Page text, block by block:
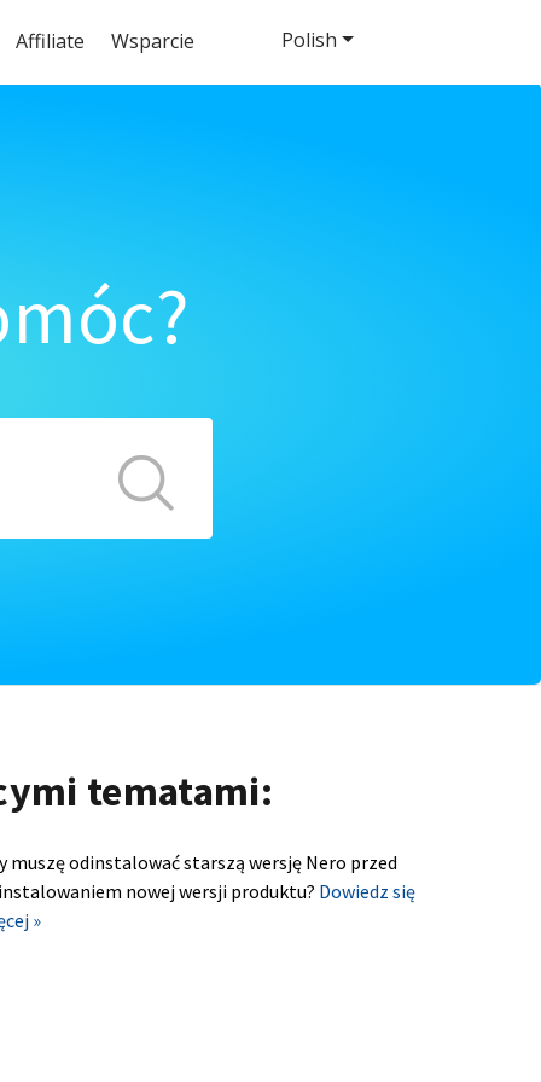
Affiliate Wsparcie
tematami:
muszę odinstalować starszą wersję Nero przed
nowej wersji produktu? Dowiedz się
»
Polish